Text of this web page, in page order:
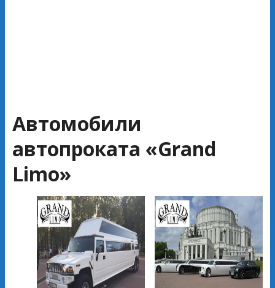
Автомобили
автопроката «Grand
Limo»